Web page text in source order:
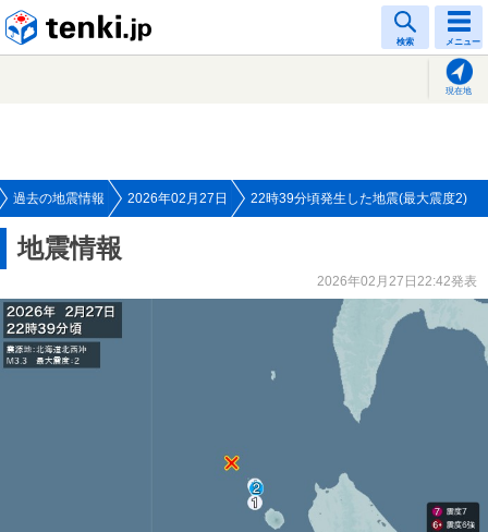
検索 メニュー
現在地
過去の地震情報 2026年02月27日 22時39分頃発生した地震(最大震度2)
地震情報
2026年02月27日22:42発表